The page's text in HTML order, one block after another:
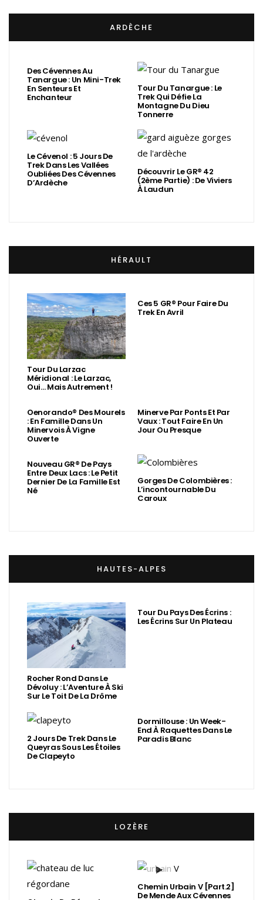
ARDÈCHE
Des Cévennes Au
Tanargue : Un Mini-Trek
En Senteurs Et
Enchanteur
Tour Du Tanargue : Le
Trek Qui Défie La
Montagne Du Dieu
Tonnerre
Le Cévenol : 5 Jours De
Trek Dans Les Vallées
Oubliées Des Cévennes
D’Ardèche
Découvrir Le GR® 42
(2ème Partie) : De Viviers
À Laudun
HÉRAULT
Tour Du Larzac
Méridional : Le Larzac,
Oui… Mais Autrement !
Ces 5 GR® Pour Faire Du
Trek En Avril
Oenorando® Des Mourels
: En Famille Dans Un
Minervois À Vigne
Ouverte
Minerve Par Ponts Et Par
Vaux : Tout Faire En Un
Jour Ou Presque
Nouveau GR® De Pays
Entre Deux Lacs : Le Petit
Dernier De La Famille Est
Né
Gorges De Colombières :
L’incontournable Du
Caroux
HAUTES-ALPES
Rocher Rond Dans Le
Dévoluy : L’Aventure À Ski
Sur Le Toit De La Drôme
Tour Du Pays Des Écrins :
Les Écrins Sur Un Plateau
2 Jours De Trek Dans Le
Queyras Sous Les Étoiles
De Clapeyto
Dormillouse : Un Week-
End À Raquettes Dans Le
Paradis Blanc
LOZÈRE
Chemin Urbain V [Part.2]
De Mende Aux Cévennes